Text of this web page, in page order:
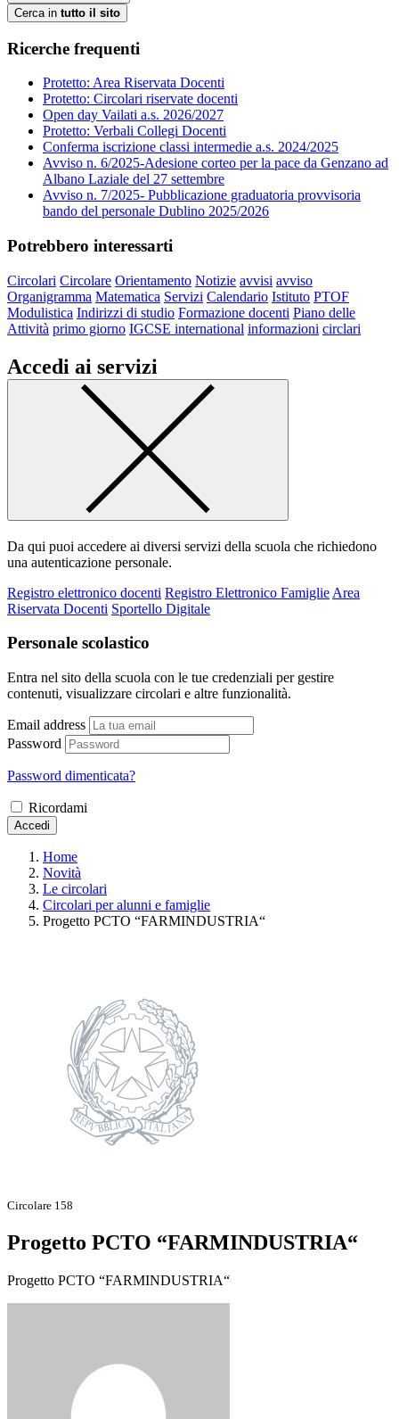
Cerca in tutto il sito
Ricerche frequenti
Protetto: Area Riservata Docenti
Protetto: Circolari riservate docenti
Open day Vailati a.s. 2026/2027
Protetto: Verbali Collegi Docenti
Conferma iscrizione classi intermedie a.s. 2024/2025
Avviso n. 6/2025-Adesione corteo per la pace da Genzano ad
Albano Laziale del 27 settembre
Avviso n. 7/2025- Pubblicazione graduatoria provvisoria
bando del personale Dublino 2025/2026
Potrebbero interessarti
Circolari Circolare Orientamento Notizie avvisi avviso
Organigramma Matematica Servizi Calendario Istituto PTOF
Modulistica Indirizzi di studio Formazione docenti Piano delle
Attività primo giorno IGCSE international informazioni circlari
Accedi ai servizi
Da qui puoi accedere ai diversi servizi della scuola che richiedono
una autenticazione personale.
Registro elettronico docenti Registro Elettronico Famiglie Area
Riservata Docenti Sportello Digitale
Personale scolastico
Entra nel sito della scuola con le tue credenziali per gestire
contenuti, visualizzare circolari e altre funzionalità.
Email address
Password
Password dimenticata?
Ricordami
Accedi
Home
Novità
Le circolari
Circolari per alunni e famiglie
Progetto PCTO “FARMINDUSTRIA“
Circolare 158
Progetto PCTO “FARMINDUSTRIA“
Progetto PCTO “FARMINDUSTRIA“